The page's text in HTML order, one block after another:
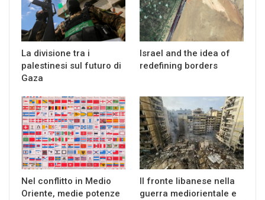
La divisione tra i
palestinesi sul futuro di
Gaza
Israel and the idea of
redefining borders
Nel conflitto in Medio
Oriente, medie potenze
Il fronte libanese nella
guerra mediorientale e